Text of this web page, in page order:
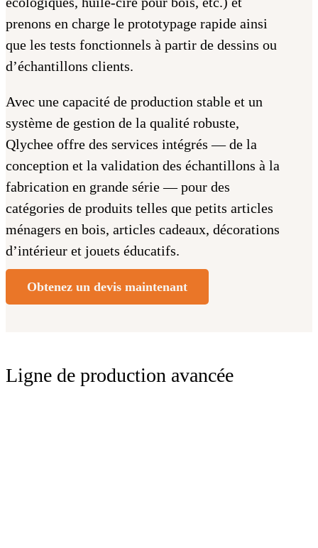
prenons en charge le prototypage rapide ainsi
que les tests fonctionnels à partir de dessins ou
d’échantillons clients.
Avec une capacité de production stable et un
système de gestion de la qualité robuste,
Qlychee offre des services intégrés — de la
conception et la validation des échantillons à la
fabrication en grande série — pour des
catégories de produits telles que petits articles
ménagers en bois, articles cadeaux, décorations
d’intérieur et jouets éducatifs.
Obtenez un devis maintenant
Ligne de production avancée